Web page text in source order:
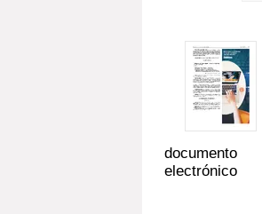
documento
electrónico